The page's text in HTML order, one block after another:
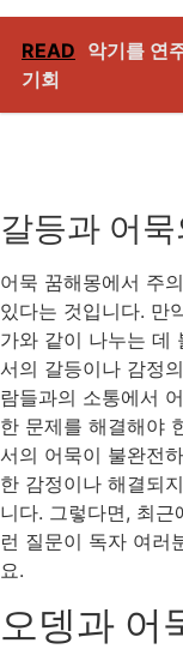
READ 악기를 연
기회
갈등과 어
어묵 꿈해몽에서 주
있다는 것입니다. 만
가와 같이 나누는 데
서의 갈등이나 감정
람들과의 소통에서
한 문제를 해결해야
서의 어묵이 불완전
한 감정이나 해결되
니다. 그렇다면, 최
런 질문이 독자 여러
요.
오뎅과 어